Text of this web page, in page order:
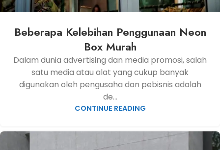
Beberapa Kelebihan Penggunaan Neon
Box Murah
Dalam dunia advertising dan media promosi, salah
satu media atau alat yang cukup banyak
digunakan oleh pengusaha dan pebisnis adalah
de...
CONTINUE READING